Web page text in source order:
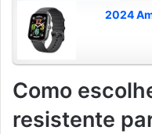
2024
Como
resistente